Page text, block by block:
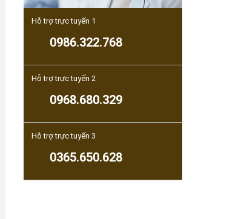
Hỗ trợ trực tuyến 1
0986.322.768
Hỗ trợ trực tuyến 2
0968.680.329
Hỗ trợ trực tuyến 3
0365.650.628